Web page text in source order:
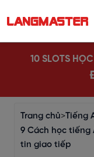
10 SLOTS
Trang chủ>Tiếng
9 Cách học tiếng
tin giao tiếp